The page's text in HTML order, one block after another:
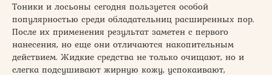
Тоники и лосьоны сегодня пользуется особой
популярностью среди обладательниц расширенных пор.
После их применения результат заметен с первого
нанесения, но еще они отличаются накопительным
действием. Жидкие средства не только очищают, но и
слегка подсушивают жирную кожу, успокаивают,